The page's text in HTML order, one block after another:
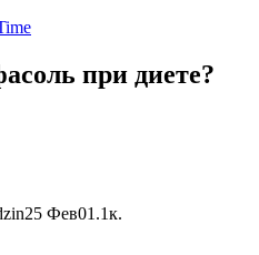
при диете?
25 Фев01.1к.